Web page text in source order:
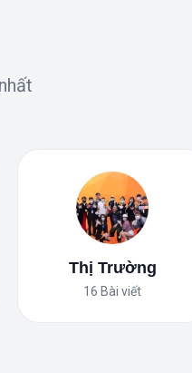
Thị Trường
16 Bài viết